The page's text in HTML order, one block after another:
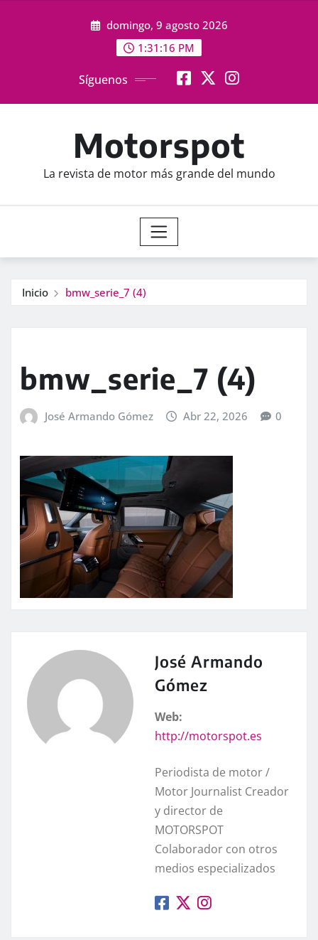
domingo, 9 agosto 2026
1:31:18 PM
Síguenos
Motorspot
La revista de motor más grande del mundo
Inicio bmw_serie_7 (4)
bmw_serie_7 (4)
José Armando Gómez Abr 22, 2026 0
José Armando
Gómez
Web:
http://motorspot.es
Periodista de motor /
Motor Journalist Creador
y director de
MOTORSPOT
Colaborador con otros
medios especializados